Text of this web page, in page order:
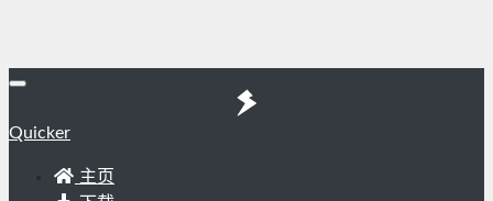
Quicker
主页